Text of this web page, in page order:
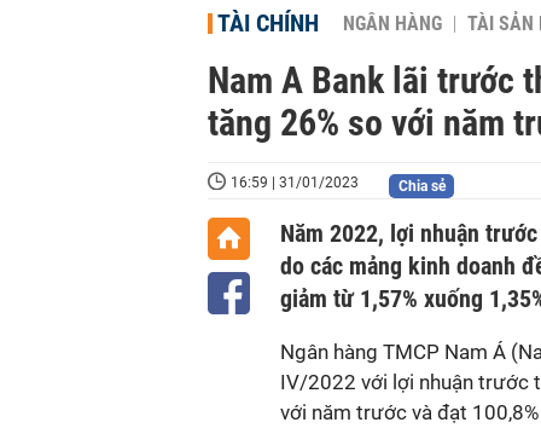
TÀI CHÍNH NGÂN HÀNG TÀI SẢN
Nam A Bank lãi trước
tăng 26% so với năm
16:59 | 31/01/2023 Chia sẻ
Năm 2022, lợi nhuận
do các mảng kinh doanh
giảm từ 1,57% xuống
Ngân hàng TMCP Nam Á
IV/2022 với lợi nhuận trước
với năm trước và đạt